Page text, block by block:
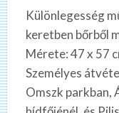
Különlegesség
keretben bőrből
Mérete: 47 x 57
Személyes
Omszk parkban,